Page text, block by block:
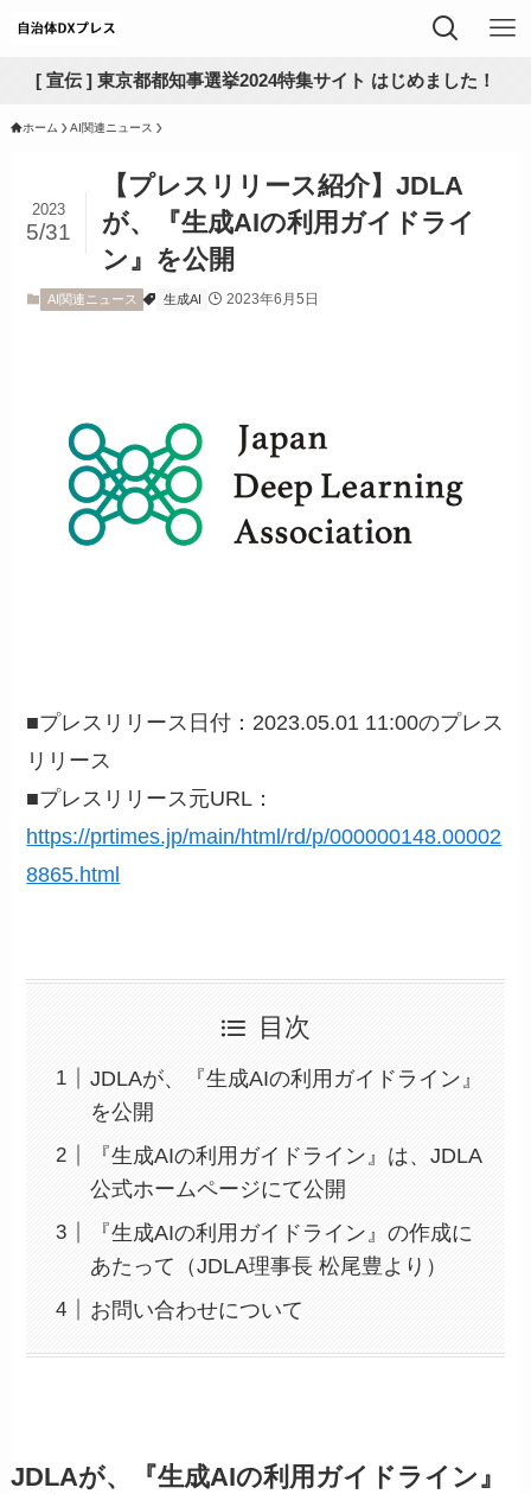
[ 宣伝 ] 東京都都知事選挙2024特集サイト はじめました！
ホーム AI関連ニュース
【プレスリリース紹介】JDLA
が、『生成AIの利用ガイドライ
ン』を公開
2023
5/31
AI関連ニュース 生成AI 2023年6月5日
■プレスリリース日付：2023.05.01 11:00のプレス
リリース
■プレスリリース元URL：
https://prtimes.jp/main/html/rd/p/000000148.00002
8865.html
目次
JDLAが、『生成AIの利用ガイドライン』
を公開
『生成AIの利用ガイドライン』は、JDLA
公式ホームページにて公開
『生成AIの利用ガイドライン』の作成に
あたって（JDLA理事長 松尾豊より）
お問い合わせについて
JDLAが、『生成AIの利用ガイドライン』